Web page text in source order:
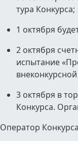
тура Конкурса;
1 октября
2 октября
испытание
3 октября в
Конкурса.
Оператор